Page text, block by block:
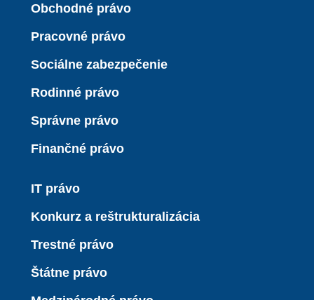
Obchodné právo
Pracovné právo
Sociálne zabezpečenie
Rodinné právo
Správne právo
Finančné právo
IT právo
Konkurz a reštrukturalizácia
Trestné právo
Štátne právo